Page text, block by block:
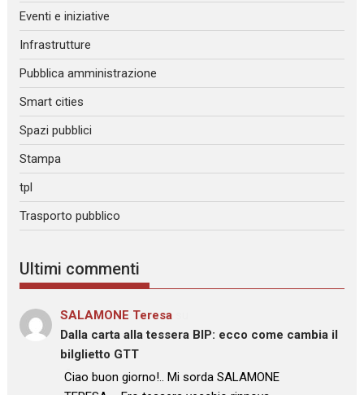
Eventi e iniziative
Infrastrutture
Pubblica amministrazione
Smart cities
Spazi pubblici
Stampa
tpl
Trasporto pubblico
Ultimi commenti
SALAMONE Teresa
Dalla carta alla tessera BIP: ecco come cambia il
bilglietto GTT
: “
Ciao buon giorno!.. Mi sorda SALAMONE